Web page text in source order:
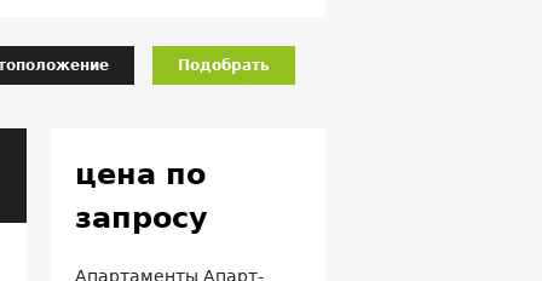
Подобрать
цена по
запросу
Апартаменты Апарт-